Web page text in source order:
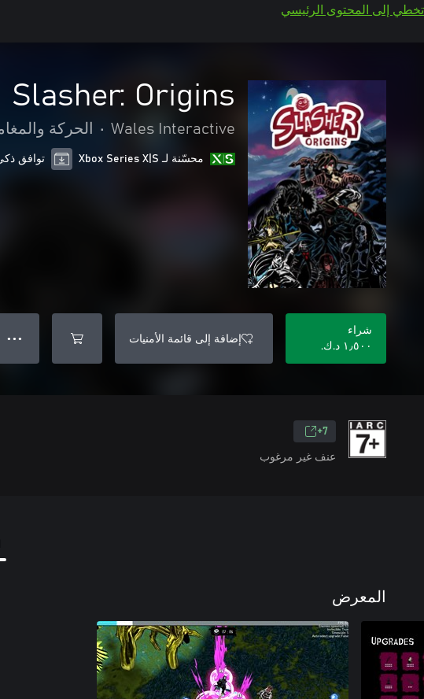
تخطي إلى المحتوى الرئيسي
Slasher: Origins
Wales Interactive
• الحركة
محسّنة لـ Xbox Series X|S توافق
شراء
١٫٥٠٠ د.ك.‏
إضافة إلى قائمة الأمنيات ● ● ●
7+
عنف غير مرغوب
المعرض